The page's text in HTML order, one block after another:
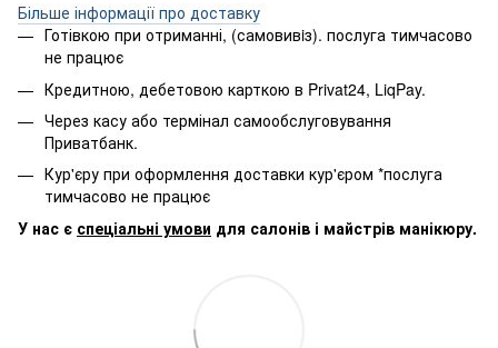
Більше інформації про доставку
Готівкою при отриманні, (самовивiз). послуга тимчасово
не працює
Кредитною, дебетовою карткою в Privat24, LiqPay.
Через касу або термінал самообслуговування
Приватбанк.
Кур'єру при оформлення доставки кур'єром *послуга
тимчасово не працює
У нас є спеціальні умови для салонів і майстрів манікюру.